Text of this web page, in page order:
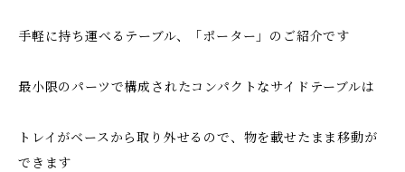
手軽に持ち運べるテーブル、「ポーター」のご紹介です
最小限のパーツで構成されたコンパクトなサイドテーブルは
トレイがベースから取り外せるので、物を載せたまま移動が
できます